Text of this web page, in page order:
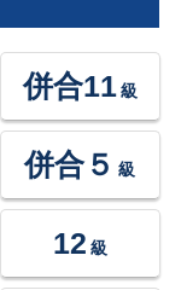
併合11 級
併合５ 級
12 級